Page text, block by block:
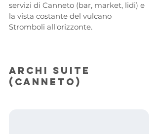
servizi di Canneto (bar, market, lidi) e
la vista costante del vulcano
Stromboli all'orizzonte.
Archi Suite
(Canneto)